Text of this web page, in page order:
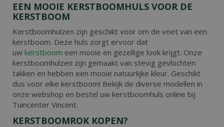
EEN MOOIE KERSTBOOMHULS VOOR DE
KERSTBOOM
Kerstboomhulzen zijn geschikt voor om de voet van een
kerstboom. Deze huls zorgt ervoor dat
uw kerstboom een mooie en gezellige look krijgt. Onze
kerstboomhulzen zijn gemaakt van stevig gevlochten
takken en hebben een mooie natuurlijke kleur. Geschikt
dus voor elke kerstboom! Bekijk de diverse modellen in
onze webshop en bestel uw kerstboomhuls online bij
Tuincenter Vincent.
KERSTBOOMROK KOPEN?